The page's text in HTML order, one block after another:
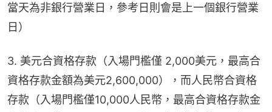
當天為非銀行營業日，參考日則會是上一個銀行營業
日）
3. 美元合資格存款（入場門檻僅 2,000美元，最高合
資格存款金額為美元2,600,000），而人民幣合資格
存款（入場門檻僅10,000人民幣，最高合資格存款金